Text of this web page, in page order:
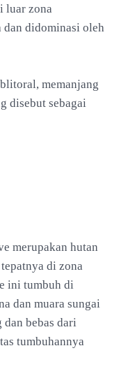
luar zona
didominasi oleh
memanjang
disebut sebagai
merupakan hutan
di zona
ini tumbuh di
dan muara sungai
bebas dari
tumbuhannya